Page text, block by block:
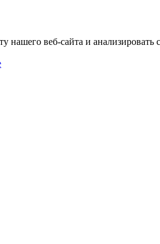
веб-сайта и анализировать